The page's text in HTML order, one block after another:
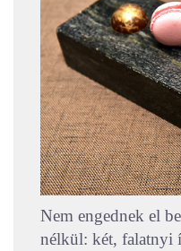
Nem engednek el
nélkül: két, falatnyi